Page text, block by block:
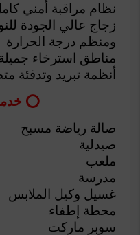
‏نظام مراقبة أمني
‏زجاج عالي الجودة
ومنظم درجة الحرارة
‏مناطق استرخاء
‏أنظمة تبريد وتدفئة
‏⭕
‏صالة رياضة مسبح
‏صيدلية
‏ملعب
‏مدرسة
‏غسيل وكيل الملابس
‏محطة إطفاء
‏سوبر ماركت